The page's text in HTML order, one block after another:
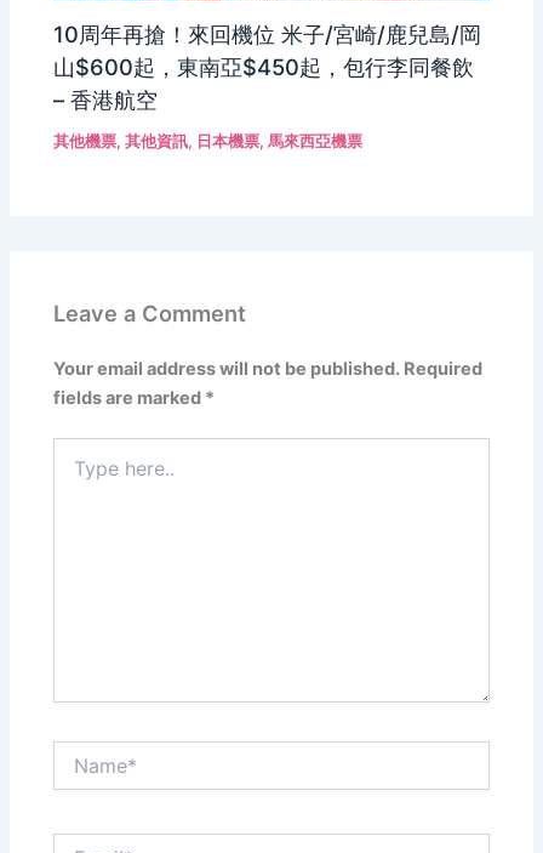
10周年再搶！來回機位 米子/宮崎/鹿兒島/岡
山$600起，東南亞$450起，包行李同餐飲
– 香港航空
其他機票,其他資訊, 日本機票,馬來西亞機票
Leave a Comment
Your email address will not be published. Required
fields are marked *
here..